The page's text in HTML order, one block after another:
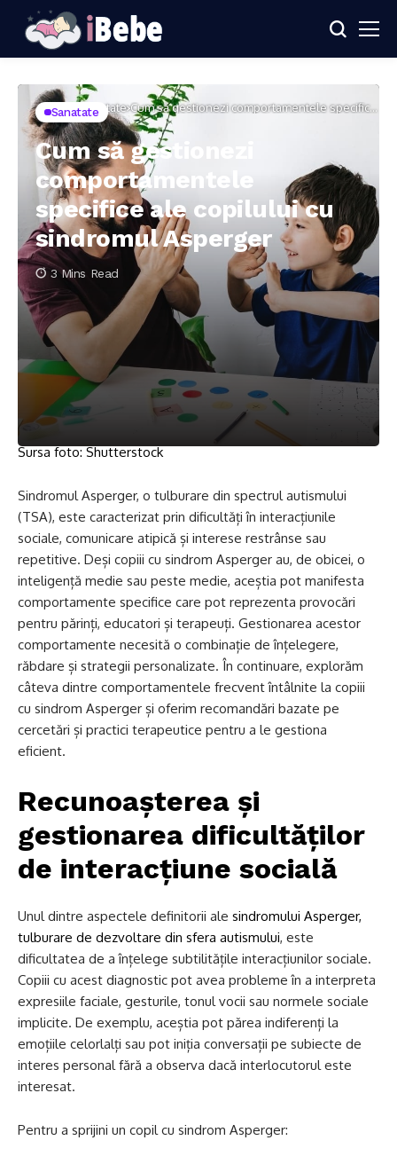
Home Sanatate Cum să gestionezi comportamentele specifice
ale copilului cu sindromul Asperger
Sanatate
Cum să gestionezi
comportamentele
specifice ale copilului cu
sindromul Asperger
3 Mins Read
Sursa foto: Shutterstock
Sindromul Asperger, o tulburare din spectrul autismului
(TSA), este caracterizat prin dificultăți în interacțiunile
sociale, comunicare atipică și interese restrânse sau
repetitive. Deși copiii cu sindrom Asperger au, de obicei, o
inteligență medie sau peste medie, aceștia pot manifesta
comportamente specifice care pot reprezenta provocări
pentru părinți, educatori și terapeuți. Gestionarea acestor
comportamente necesită o combinație de înțelegere,
răbdare și strategii personalizate. În continuare, explorăm
câteva dintre comportamentele frecvent întâlnite la copiii
cu sindrom Asperger și oferim recomandări bazate pe
cercetări și practici terapeutice pentru a le gestiona
eficient.
Recunoașterea și
gestionarea dificultăților
de interacțiune socială
Unul dintre aspectele definitorii ale sindromului Asperger,
tulburare de dezvoltare din sfera autismului, este
dificultatea de a înțelege subtilitățile interacțiunilor sociale.
Copiii cu acest diagnostic pot avea probleme în a interpreta
expresiile faciale, gesturile, tonul vocii sau normele sociale
implicite. De exemplu, aceștia pot părea indiferenți la
emoțiile celorlalți sau pot iniția conversații pe subiecte de
interes personal fără a observa dacă interlocutorul este
interesat.
Pentru a sprijini un copil cu sindrom Asperger: